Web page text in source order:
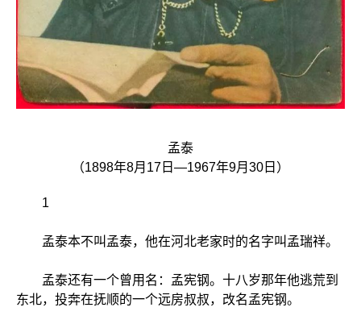
孟泰
（1898年8月17日—1967年9月30日）
1
孟泰本不叫孟泰，他在河北老家时的名字叫孟瑞祥。
孟泰还有一个曾用名：孟宪钢。十八岁那年他逃荒到
东北，投奔在抚顺的一个远房叔叔，改名孟宪钢。